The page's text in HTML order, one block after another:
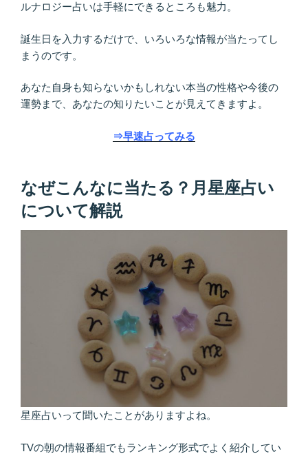
ルナロジー占いは手軽にできるところも魅力。
誕生日を入力するだけで、いろいろな情報が当たってし
まうのです。
あなた自身も知らないかもしれない本当の性格や今後の
運勢まで、あなたの知りたいことが見えてきますよ。
⇒早速占ってみる
なぜこんなに当たる？月星座占い
について解説
星座占いって聞いたことがありますよね。
TVの朝の情報番組でもランキング形式でよく紹介してい